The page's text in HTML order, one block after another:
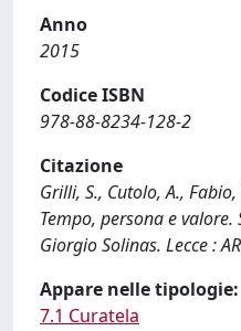
Anno
2015
Codice ISBN
978-88-8234-128-2
Citazione
Grilli, S., Cutolo, A.,
Tempo, persona e
Giorgio Solinas. Lecce :
Appare nelle tipologie:
7.1 Curatela